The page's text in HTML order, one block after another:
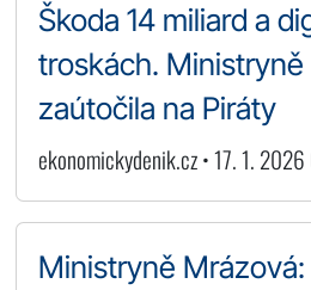
Škoda 14 miliard a
troskách.
zaútočila na Piráty
ekonomickydenik.cz • 17. 1.
Ministryně